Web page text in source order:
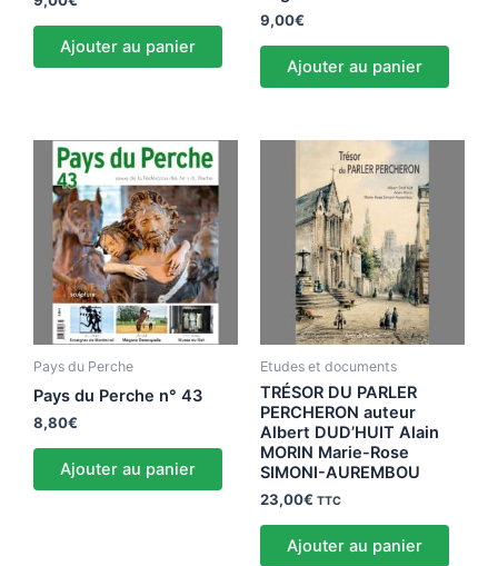
Ajouter au panier
9,00€
Ajouter au panier
Pays du Perche
Pays du Perche n° 43
8,80€
Ajouter au panier
Etudes et documents
TRÉSOR DU PARLER
PERCHERON auteur
Albert DUD’HUIT Alain
MORIN Marie-Rose
SIMONI-AUREMBOU
23,00€ TTC
Ajouter au panier